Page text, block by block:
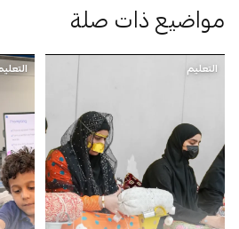
مواضيع ذات صلة
التعليم التعليم